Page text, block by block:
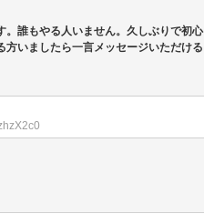
。誰もやる人いません。久しぶりで初心
方いましたら一言メッセージいただける